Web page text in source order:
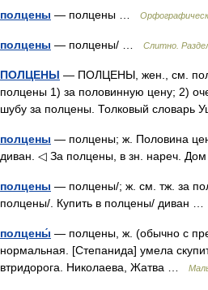
полцены — полцены …
полцены — полцены/ … Слитно.
ПОЛЦЕНЫ — ПОЛЦЕНЫ, жен., см.
полцены 1) за половинную цену; 2)
шубу за полцены. Толковый
полцены — полцены; ж. Половина
диван. ◁ За полцены, в зн. нареч.
полцены — полцены/; ж. см. тж. за
полцены/. Купить в полцены/ диван …
полцены́ — полцены, ж. (обычно с
нормальная. [Степанида] умела
втридорога. Николаева, Жатва …